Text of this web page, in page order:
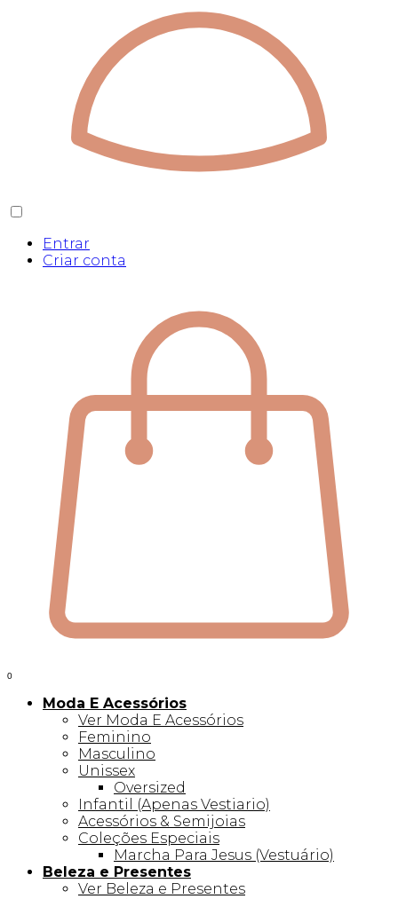
Entrar
Criar conta
0
Moda E Acessórios
Ver Moda E Acessórios
Feminino
Masculino
Unissex
Oversized
Infantil (Apenas Vestiario)
Acessórios & Semijoias
Coleções Especiais
Marcha Para Jesus (Vestuário)
Beleza e Presentes
Ver Beleza e Presentes